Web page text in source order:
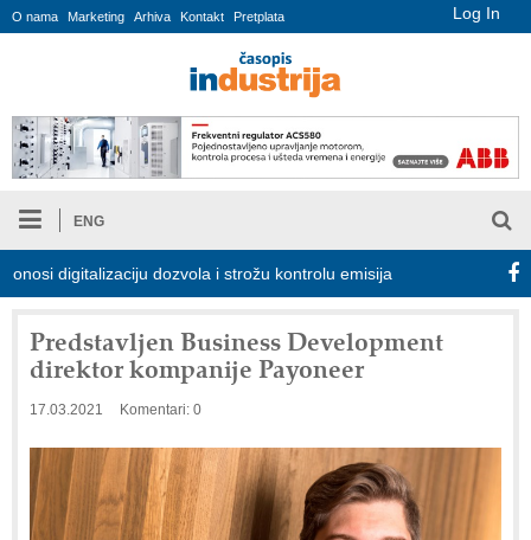
Log In
O nama Marketing Arhiva Kontakt Pretplata
ENG
dozvola i strožu kontrolu emisija Proizvodnja iC7
Predstavljen Business Development
direktor kompanije Payoneer
17.03.2021 Komentari: 0